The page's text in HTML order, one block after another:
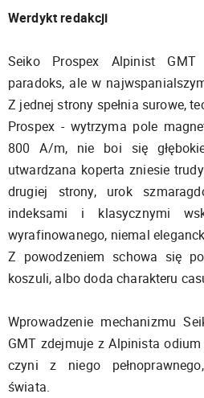
Werdykt redakcji
Seiko Prospex Alpinist
paradoks, ale w
Z jednej strony spełnia surowe,
Prospex - wytrzyma pole
800 A/m, nie boi się
utwardzana koperta zniesie
drugiej strony, urok
indeksami i klasycznymi
wyrafinowanego, niemal
Z powodzeniem schowa się
koszuli, albo doda charakteru
Wprowadzenie mechanizmu
GMT zdejmuje z Alpinista
czyni z niego
świata.